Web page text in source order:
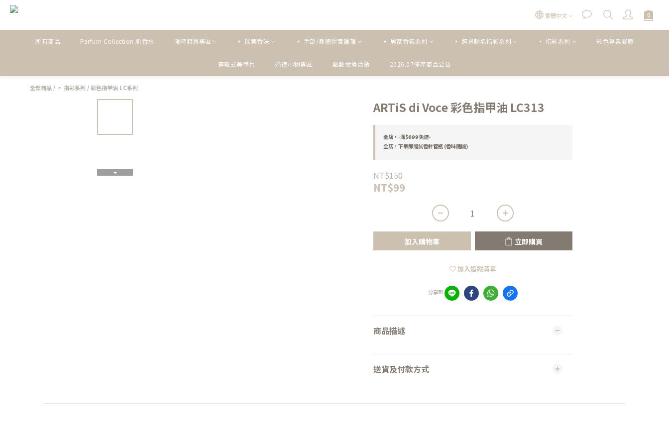
繁體中文
所有商品 Parfum Collection 肌香水 限時特惠專區✨ ▪ 探索香味 ▪ 手部/身體保養護理 ▪ 居家香氛系列 ▪ 跨界聯名指彩系列 ▪ 指彩系列 彩色專業凝膠
穿戴式美甲片 婚禮小物專區 點數兌換活動 2026.07停產商品公告
全部商品 / ▪ 指彩系列 /彩色指甲油 LC系列
ARTiS di Voce 彩色指甲油 LC313
全店，-滿$𝟲𝟵𝟵免運-
全店，下單即贈試香針管瓶 (香味隨機)
NT$150
NT$99
加入購物車 立即購買
加入追蹤清單
分享到
商品描述
送貨及付款方式